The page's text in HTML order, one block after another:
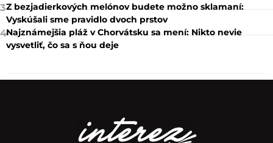
3Z bezjadierkových melónov budete možno sklamaní:
Vyskúšali sme pravidlo dvoch prstov
4Najznámejšia pláž v Chorvátsku sa mení: Nikto nevie
vysvetliť, čo sa s ňou deje